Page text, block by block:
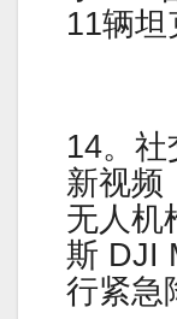
11辆坦
14。
新视频
无人机
斯 DJI
行紧急